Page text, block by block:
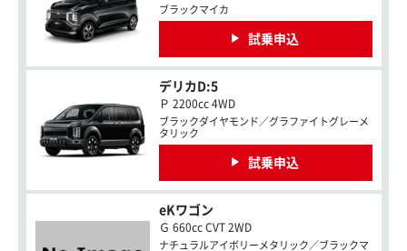
ブラックマイカ
試乗申込
デリカD:5
Ｐ 2200cc 4WD
ブラックダイヤモンド／グラファイトグレーメ
タリック
試乗申込
eKワゴン
Ｇ 660cc CVT 2WD
ナチュラルアイボリーメタリック／ブラックマ